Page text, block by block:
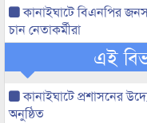
কানাইঘাটে বিএনপির
চান নেতাকর্মীরা
এই
কানাইঘাটে প্রশাসনের
অনুষ্ঠিত